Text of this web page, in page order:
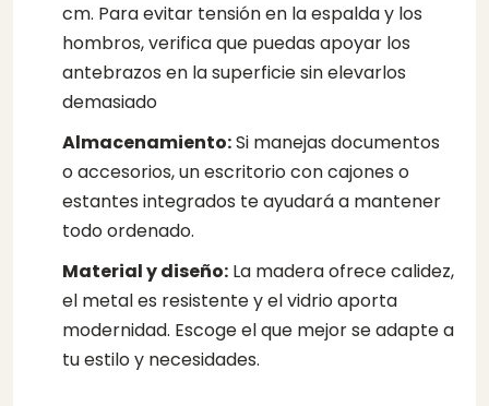
cm. Para evitar tensión en la espalda y los
hombros, verifica que puedas apoyar los
antebrazos en la superficie sin elevarlos
demasiado
Almacenamiento:Si manejas documentos
o accesorios, un escritorio con cajones o
estantes integrados te ayudará a mantener
todo ordenado.
Material y diseño: La madera ofrece calidez,
el metal es resistente y el vidrio aporta
modernidad. Escoge el que mejor se adapte a
tu estilo y necesidades.